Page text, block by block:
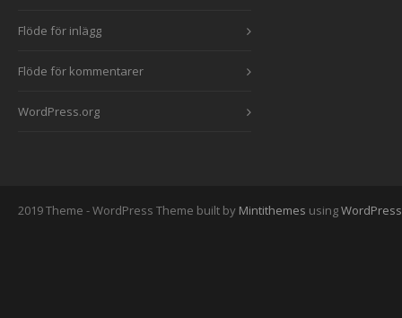
Flöde för inlägg
Flöde för kommentarer
WordPress.org
2019 Theme - WordPress Theme built by Mintithemes usingWordPress